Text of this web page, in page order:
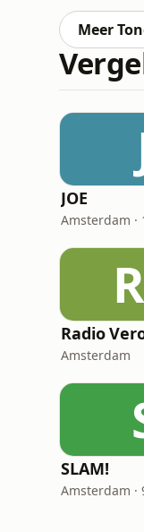
Meer
JOE
Amsterdam ·
Amsterdam
SLAM!
Amsterdam ·